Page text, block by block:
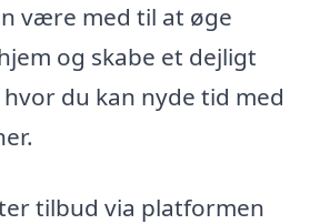
være med til at øge
og skabe et dejligt
du kan nyde tid med
tilbud via platformen